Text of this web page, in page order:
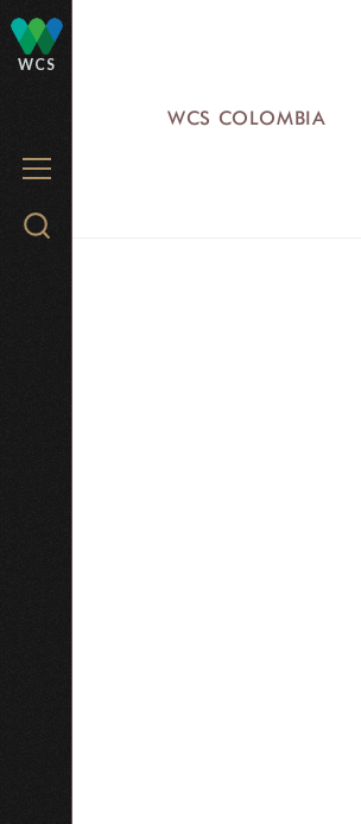
WCS
MENU
Search
WCS COLOMBIA